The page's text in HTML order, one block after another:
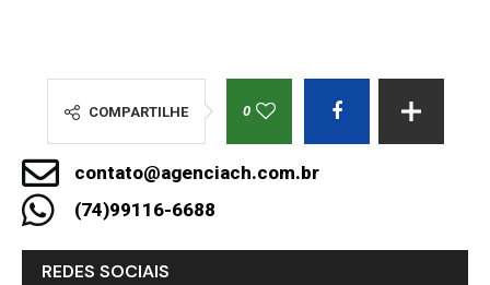
COMPARTILHE 0
contato@agenciach.com.br
(74)99116-6688
REDES SOCIAIS